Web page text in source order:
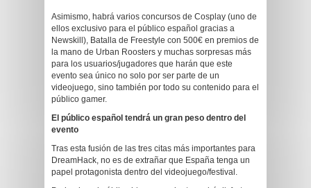
Asimismo, habrá varios concursos de Cosplay (uno de
ellos exclusivo para el público español gracias a
Newskill), Batalla de Freestyle con 500€ en premios de
la mano de Urban Roosters y muchas sorpresas más
para los usuarios/jugadores que harán que este
evento sea único no solo por ser parte de un
videojuego, sino también por todo su contenido para el
público gamer.
El público español tendrá un gran peso dentro del
evento
Tras esta fusión de las tres citas más importantes para
DreamHack, no es de extrañar que España tenga un
papel protagonista dentro del videojuego/festival.